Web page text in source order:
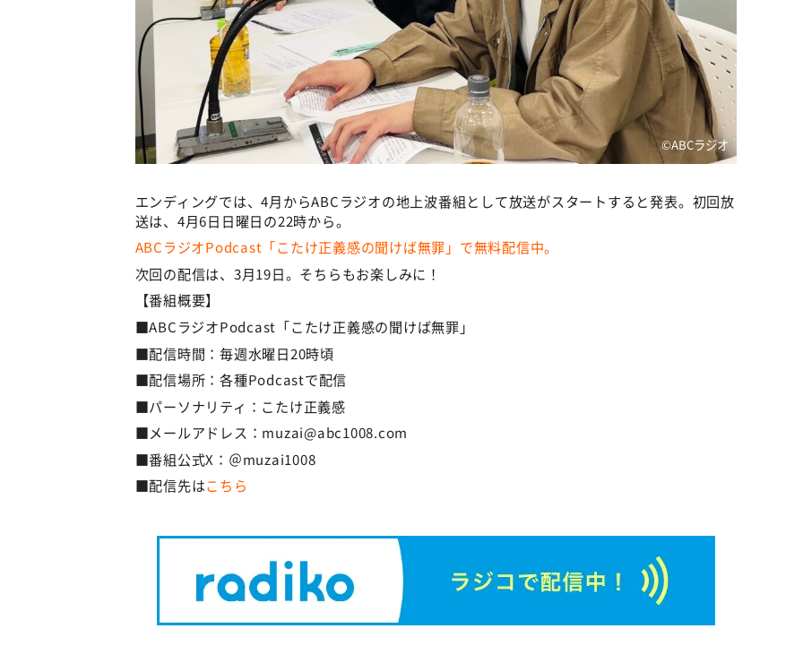
©️ABCラジオ
エンディングでは、4月からABCラジオの地上波番組として放送がスタートすると発表。初回放
送は、4月6日日曜日の22時から。
ABCラジオPodcast「こたけ正義感の聞けば無罪」で無料配信中。
次回の配信は、3月19日。そちらもお楽しみに！
【番組概要】
■ABCラジオPodcast「こたけ正義感の聞けば無罪」
■配信時間：毎週水曜日20時頃
■配信場所：各種Podcastで配信
■パーソナリティ：こたけ正義感
■メールアドレス：muzai@abc1008.com
■番組公式X：＠muzai1008
■配信先はこちら